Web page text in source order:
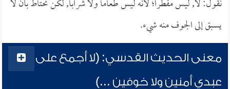
نقول: لا, ليس مفطراً؛ لأنه ليس طعاماً ولا شراباً, لكن تحتاط بأن لا
يسبق إلى الجوف منه شيء.
معنى الحديث القدسي: (لا أجمع على
عبدي أمنين ولا خوفين ...)